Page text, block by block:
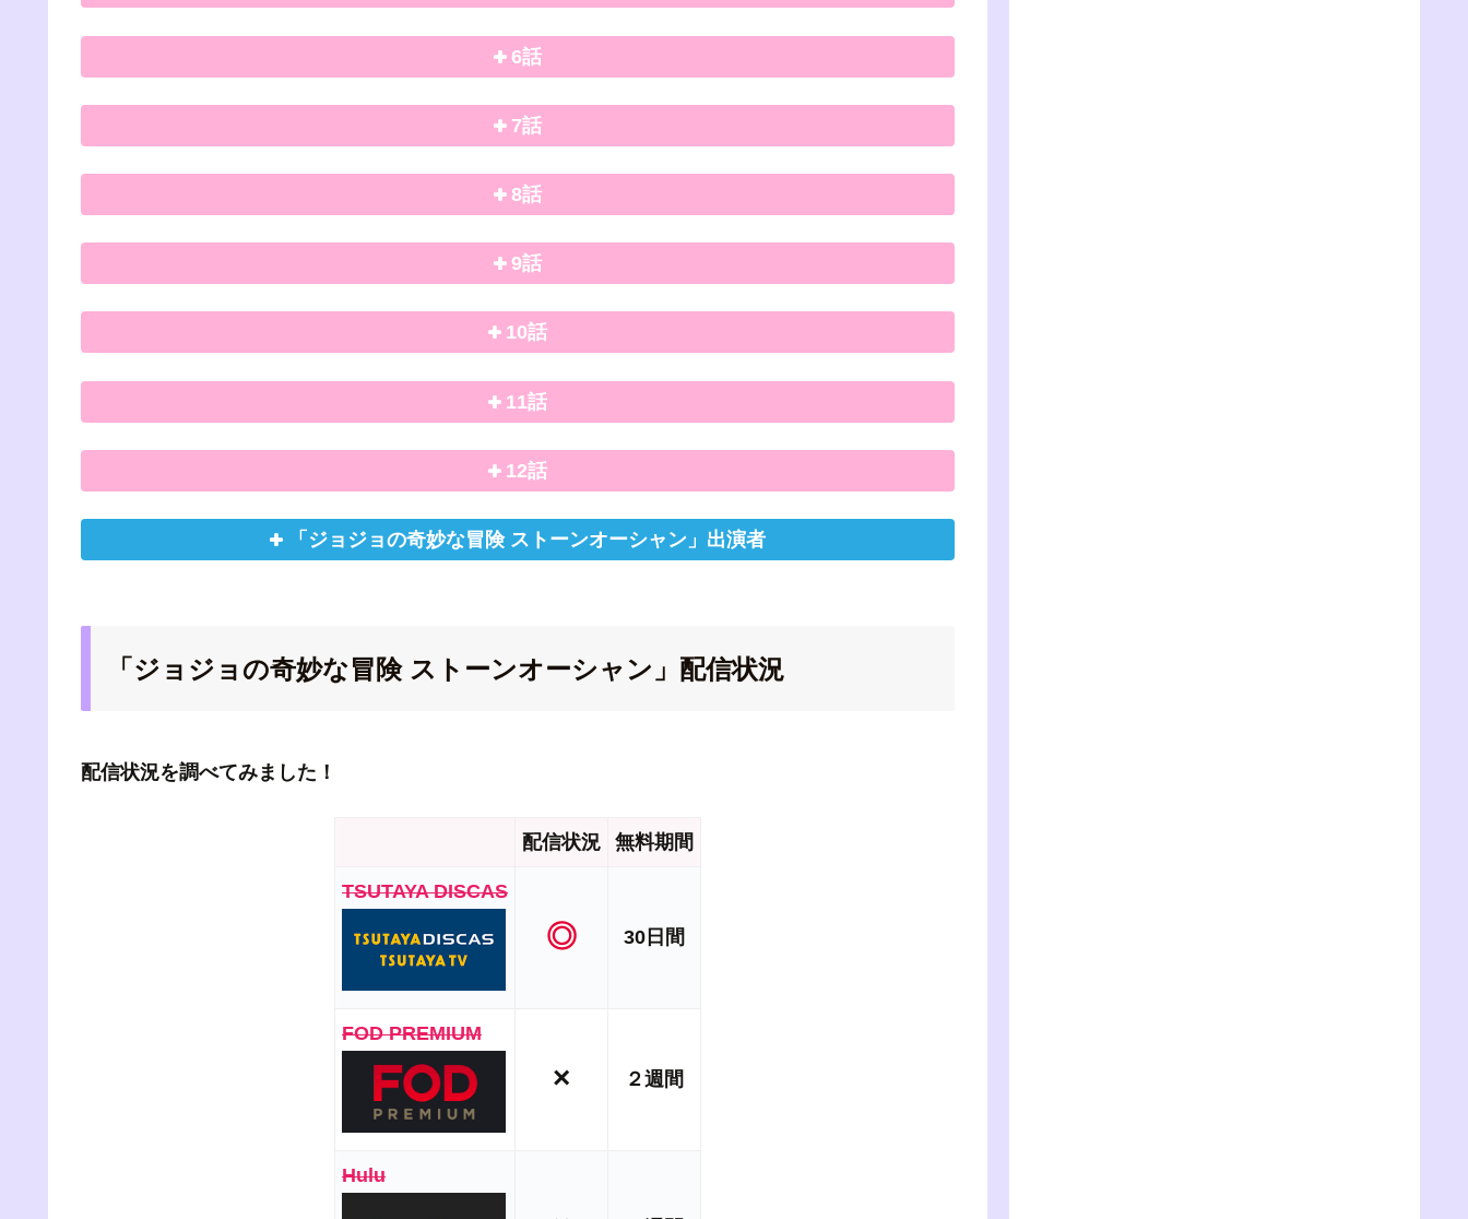
6話
7話
8話
9話
10話
11話
12話
「ジョジョの奇妙な冒険 ストーンオーシャン」出演者
「ジョジョの奇妙な冒険 ストーンオーシャン」配信状況
配信状況を調べてみました！
配信状況 無料期間
TSUTAYA DISCAS
◎ 30日間
FOD PREMIUM
× ２週間
Hulu